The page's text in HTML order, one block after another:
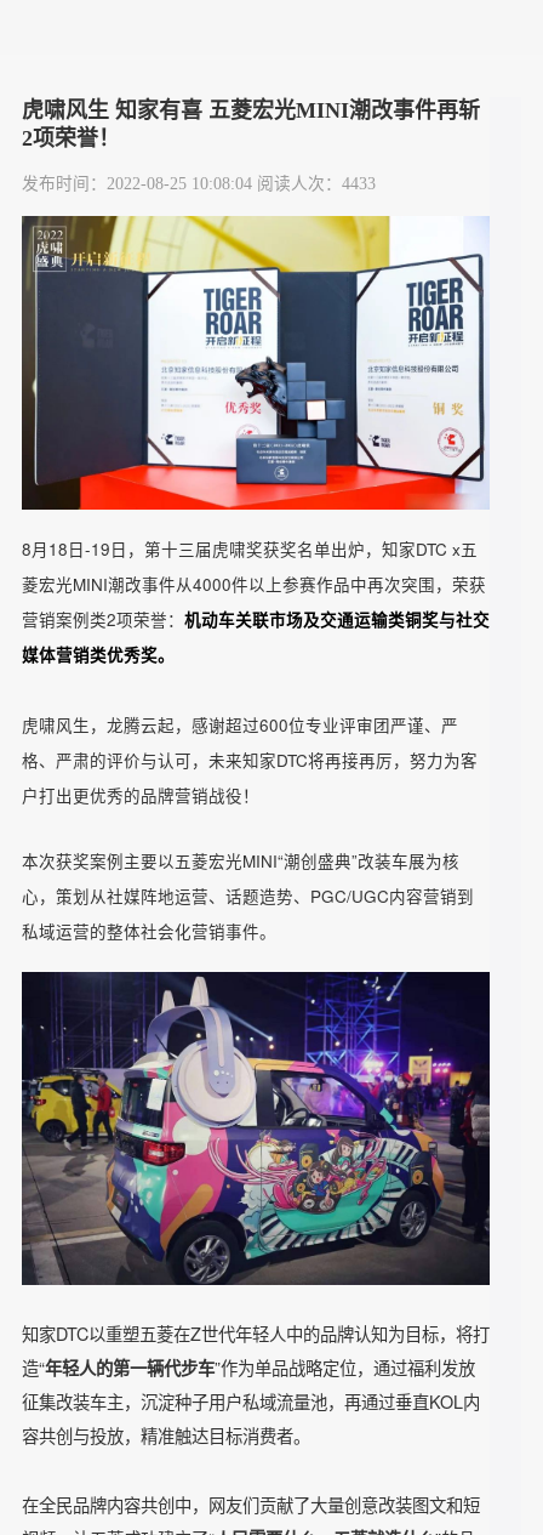
虎啸风生 知家有喜 五菱宏光MINI潮改事件再斩
2项荣誉！
8月18日-19日，第十三届虎啸奖获奖名单出炉，知家DTC x五
菱宏光MINI潮改事件从4000件以上参赛作品中再次突围，荣获
媒体营销类优秀奖。
虎啸风生，龙腾云起，感谢超过600位专业评审团严谨、严
户打出更优秀的品牌营销战役！
心，策划从社媒阵地运营、话题造势、PGC/UGC内容营销到
私域运营的整体社会化营销事件。
造“年轻人的第一辆代步车”作为单品战略定位，通过福利发放